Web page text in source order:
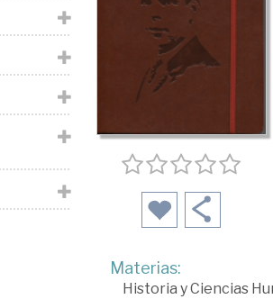
Materias:
Historia y Ciencias